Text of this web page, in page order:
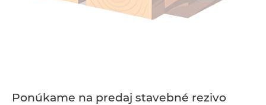
Ponúkame na predaj stavebné rezivo